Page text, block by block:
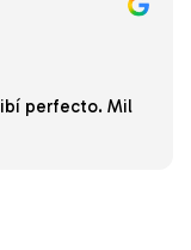
perfecto. Mil